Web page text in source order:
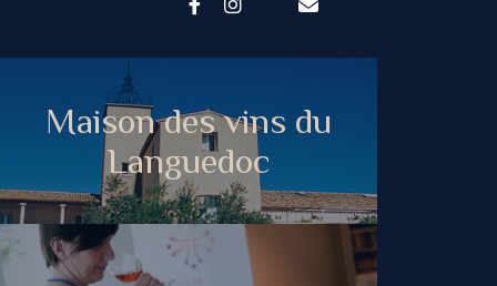
Maison des vins du
Languedoc